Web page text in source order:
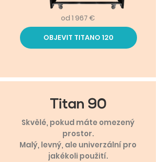
od 1 967 €
OBJEVIT TITANO 120
Titan 90
Skvělé, pokud máte omezený
prostor.
Malý, levný, ale univerzální pro
jakékoli použití.